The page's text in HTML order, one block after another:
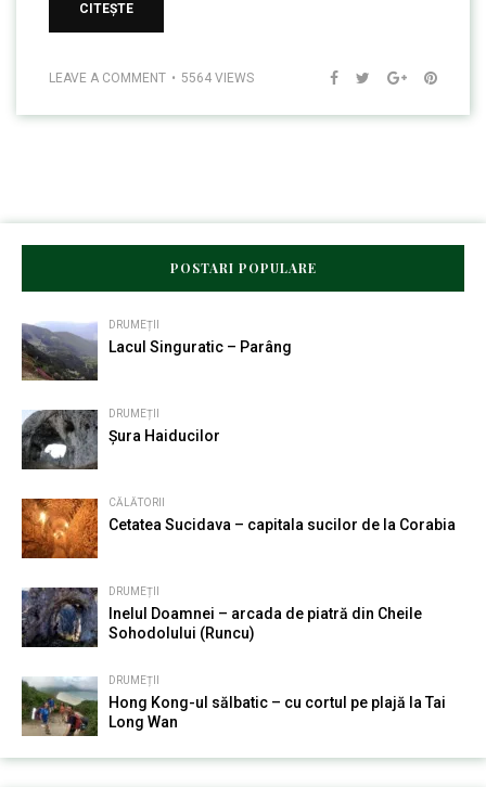
CITEȘTE
LEAVE A COMMENT 5564 VIEWS
POSTARI POPULARE
DRUMEȚII
Lacul Singuratic – Parâng
DRUMEȚII
Șura Haiducilor
CĂLĂTORII
Cetatea Sucidava – capitala sucilor de la Corabia
DRUMEȚII
Inelul Doamnei – arcada de piatră din Cheile
Sohodolului (Runcu)
DRUMEȚII
Hong Kong-ul sălbatic – cu cortul pe plajă la Tai
Long Wan